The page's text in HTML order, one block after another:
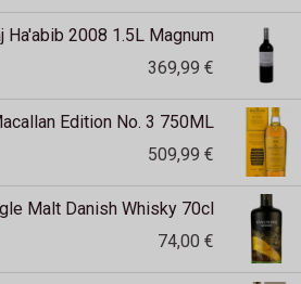
Ha'abib 2008 1.5L Magnum
369,99 €
Edition No. 3 750ML
509,99 €
Malt Danish Whisky 70cl
74,00 €